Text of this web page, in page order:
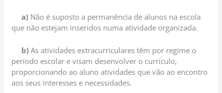
a) Não é suposto a permanência de alunos na escola
que não estejam inseridos numa atividade organizada.
b) As atividades extracurriculares têm por regime o
período escolar e visam desenvolver o currículo,
proporcionando ao aluno atividades que vão ao encontro
aos seus interesses e necessidades.